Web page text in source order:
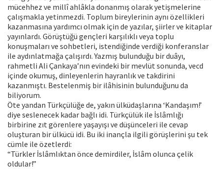
mücehhez ve millî ahlâkla donanmış olarak yetişmelerine
çalışmakla yetinmezdi. Toplum bireylerinin aynı özellikleri
kazanmasına yardımcı olmak için de yazılar, şiirler ve kitaplar
yayınlardı. Görüştüğü gençleri karşılıklı veya toplu
konuşmaları ve sohbetleri, istendiğinde verdiği konferanslar
ile aydınlatmağa çalışırdı. Yazmış bulunduğu bir duâyı,
rahmetli Ali Çankaya’nın evindeki bir mevlüt sonunda, vecd
içinde okumuş, dinleyenlerin hayranlık ve takdirini
kazanmıştı. Bestelenmiş bir ilâhisinin bulunduğunu da
biliyorum.
Öte yandan Türkçülüğe de, yakın ülküdaşlarına ‘Kandaşım!’
diye seslenecek kadar bağlı idi. Türkçülük ile İslâmlığı
birbirine zıt görenlere yaşayışı ve düşünceleri ile cevap
oluşturan bir ülkücü idi. Bu iki inançla ilgili görüşlerini şu tek
cümle ile özetlerdi:
“Türkler İslâmlıktan önce demirdiler, İslâm olunca çelik
oldular!”